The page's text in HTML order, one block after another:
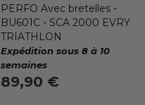
PERFO Avec bretelles -
BU601C - SCA 2000 EVRY
TRIATHLON
Expédition sous 8 à 10
semaines
89,90 €